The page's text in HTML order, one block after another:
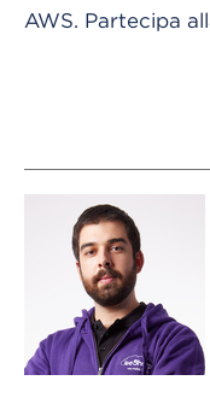
AWS. Partecipa